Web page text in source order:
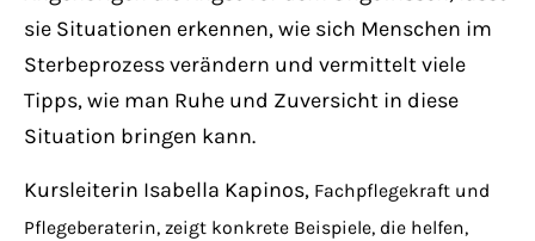
Drop us a line
info@yourdomain.com
About us
Lorem ipsum dolor sit amet, consectetuer
adipiscing elit.
sie Situationen erkennen, wie sich Menschen im
Sterbeprozess verändern und vermittelt viele
Tipps, wie man Ruhe und Zuversicht in diese
Situation bringen kann.
Kursleiterin Isabella Kapinos, Fachpflegekraft und
Pflegeberaterin, zeigt konkrete Beispiele, die helfen,